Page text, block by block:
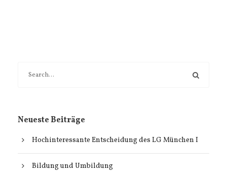
Neueste Beiträge
Hochinteressante Entscheidung des LG München I
Bildung und Umbildung